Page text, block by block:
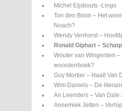
Michel Eijsbouts -Lingo
Ton den Boon – Het
Noach?
Wendy Venhorst –
Ronald Giphart –
Wouter van Wingerden –
woordenboek?
Guy Mortier – Haalt Van
Wim Daniels – De
An Leenders – Van Dale
Annemiek Jetten –